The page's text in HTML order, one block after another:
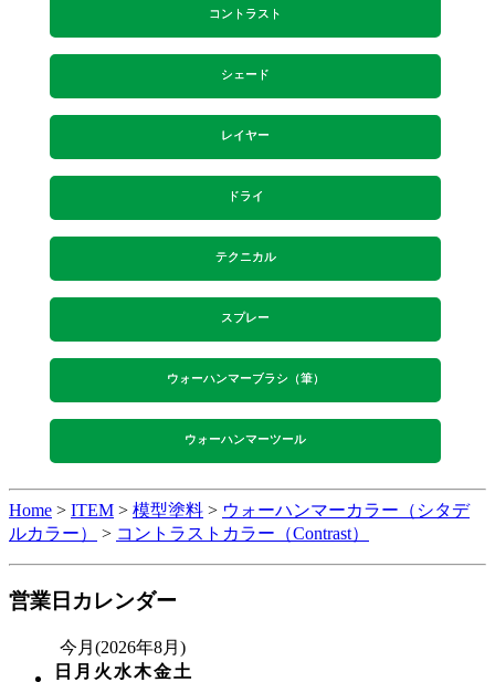
コントラスト
シェード
レイヤー
ドライ
テクニカル
スプレー
ウォーハンマーブラシ（筆）
ウォーハンマーツール
Home > ITEM > 模型塗料 > ウォーハンマーカラー（シタデ
ルカラー）
> コントラストカラー（Contrast）
営業日カレンダー
今月(2026年8月)
日 月 火 水木金土